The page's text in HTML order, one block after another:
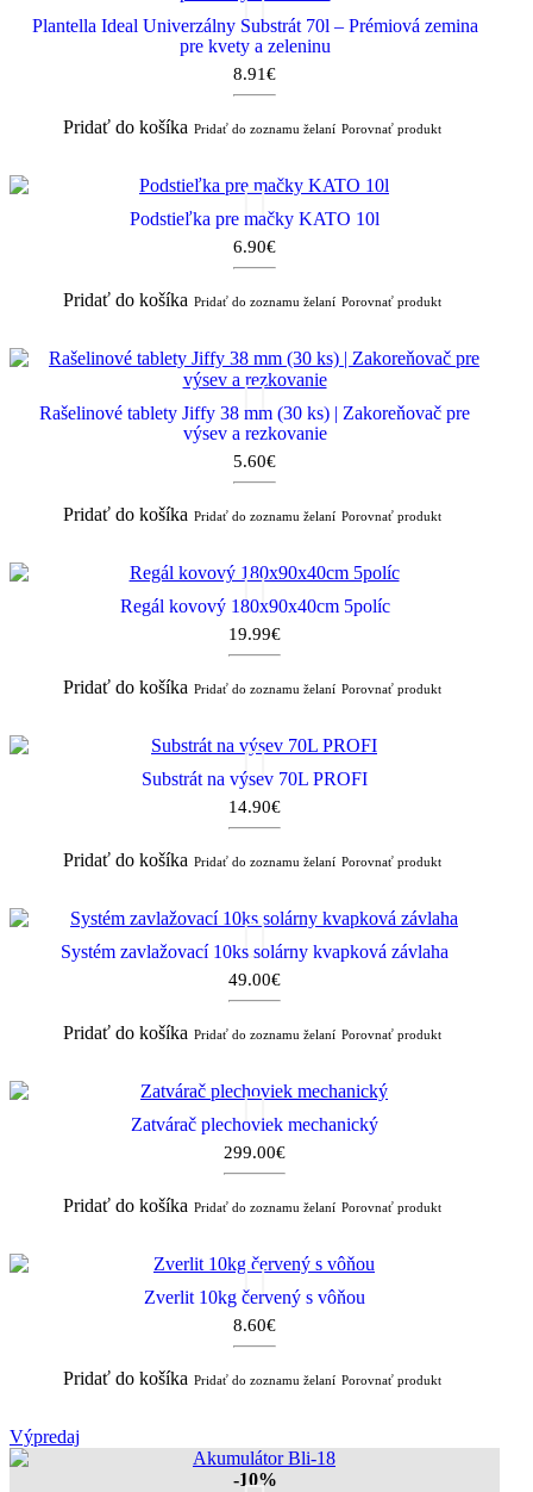
Plantella Ideal Univerzálny Substrát 70l – Prémiová zemina
pre kvety a zeleninu
8.91€
Pridať do košíka Pridať do zoznamu želaní Porovnať produkt
Podstieľka pre mačky KATO 10l
6.90€
Pridať do košíka Pridať do zoznamu želaní Porovnať produkt
Rašelinové tablety Jiffy 38 mm (30 ks) | Zakoreňovač pre
výsev a rezkovanie
5.60€
Pridať do košíka Pridať do zoznamu želaní Porovnať produkt
Regál kovový 180x90x40cm 5políc
19.99€
Pridať do košíka Pridať do zoznamu želaní Porovnať produkt
Substrát na výsev 70L PROFI
14.90€
Pridať do košíka Pridať do zoznamu želaní Porovnať produkt
Systém zavlažovací 10ks solárny kvapková závlaha
49.00€
Pridať do košíka Pridať do zoznamu želaní Porovnať produkt
Zatvárač plechoviek mechanický
299.00€
Pridať do košíka Pridať do zoznamu želaní Porovnať produkt
Zverlit 10kg červený s vôňou
8.60€
Pridať do košíka Pridať do zoznamu želaní Porovnať produkt
Výpredaj
-10%